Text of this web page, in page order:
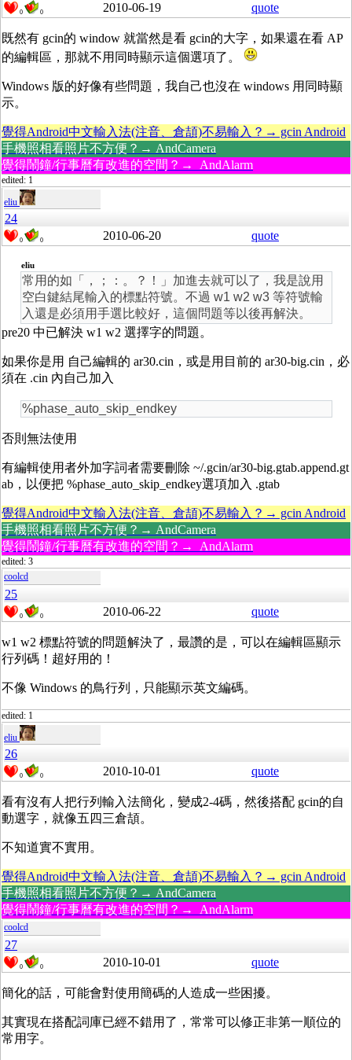
0 0 2010-06-19 quote
既然有 gcin的 window 就當然是看 gcin的大字，如果還在看 AP
的編輯區，那就不用同時顯示這個選項了。
Windows 版的好像有些問題，我自己也沒在 windows 用同時顯
示。
覺得Android中文輸入法(注音、倉頡)不易輸入？→ gcin Android
手機照相看照片不方便？→ AndCamera
覺得鬧鐘/行事曆有改進的空間？→ AndAlarm
edited: 1
eliu
24
0 0 2010-06-20 quote
eliu
常用的如「，；：。？！」加進去就可以了，我是說用
空白鍵結尾輸入的標點符號。不過 w1 w2 w3 等符號輸
入還是必須用手選比較好，這個問題等以後再解決。
pre20 中已解決 w1 w2 選擇字的問題。
如果你是用 自己編輯的 ar30.cin，或是用目前的 ar30-big.cin，必
須在 .cin 內自己加入
%phase_auto_skip_endkey
否則無法使用
有編輯使用者外加字詞者需要刪除 ~/.gcin/ar30-big.gtab.append.gt
ab，以便把 %phase_auto_skip_endkey選項加入 .gtab
覺得Android中文輸入法(注音、倉頡)不易輸入？→ gcin Android
手機照相看照片不方便？→ AndCamera
覺得鬧鐘/行事曆有改進的空間？→ AndAlarm
edited: 3
coolcd
25
0 0 2010-06-22 quote
w1 w2 標點符號的問題解決了，最讚的是，可以在編輯區顯示
行列碼！超好用的！
不像 Windows 的鳥行列，只能顯示英文編碼。
edited: 1
eliu
26
0 0 2010-10-01 quote
看有沒有人把行列輸入法簡化，變成2-4碼，然後搭配 gcin的自
動選字，就像五四三倉頡。
不知道實不實用。
覺得Android中文輸入法(注音、倉頡)不易輸入？→ gcin Android
手機照相看照片不方便？→ AndCamera
覺得鬧鐘/行事曆有改進的空間？→ AndAlarm
coolcd
27
0 0 2010-10-01 quote
簡化的話，可能會對使用簡碼的人造成一些困擾。
其實現在搭配詞庫已經不錯用了，常常可以修正非第一順位的
常用字。